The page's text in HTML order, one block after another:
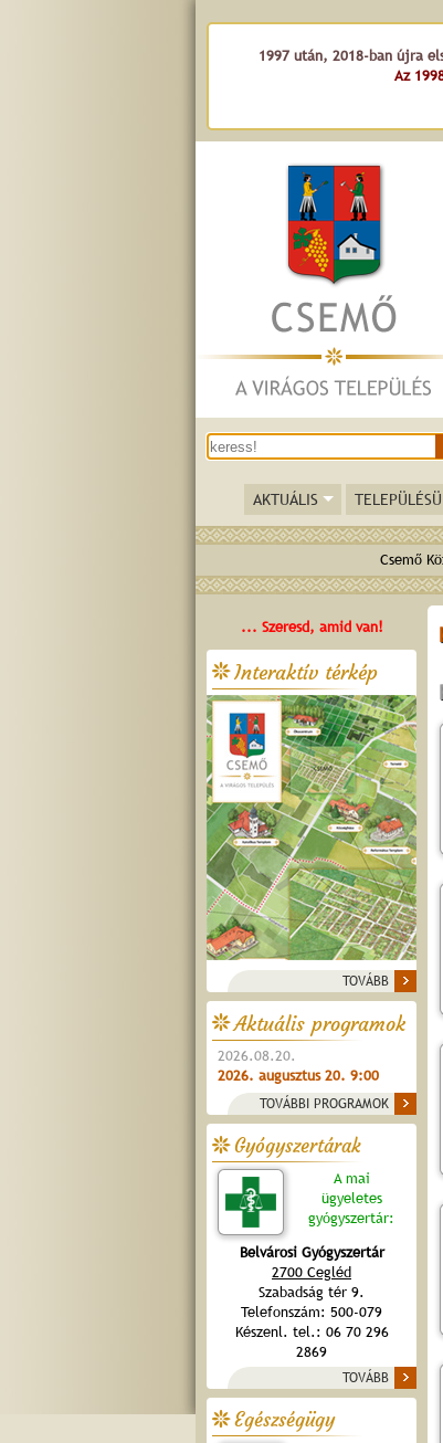
1997 után, 2018-ban újra
Az
AKTUÁLIS
Csemő
... Szeresd, amid van!
Interaktív térkép
TOVÁBB
Aktuális programok
2026.08.20.
2026. augusztus 20. 9:00
TOVÁBBI PROGRAMOK
Gyógyszertárak
A mai
ügyeletes
gyógyszertár:
Belvárosi Gyógyszertár
2700 Cegléd
Szabadság tér 9.
Telefonszám: 500-079
Készenl. tel.: 06 70 296
2869
TOVÁBB
Egészségügy